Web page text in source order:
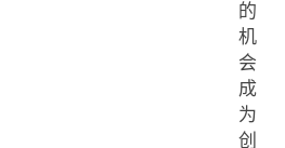
的
机
会
成
为
创